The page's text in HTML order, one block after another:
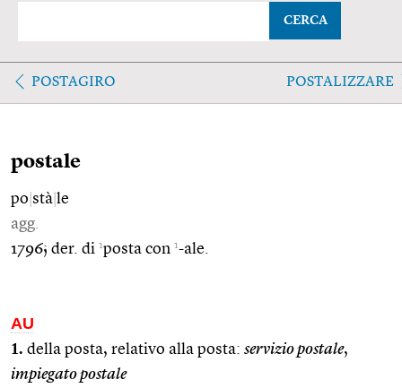
CERCA
POSTAGIRO POSTALIZZARE
postale
po stà le
agg.
1796; der. di 1posta con 1-ale.
AU
1. della posta, relativo alla posta: servizio postale,
impiegato postale